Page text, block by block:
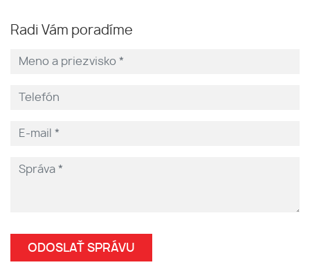
Radi Vám poradíme